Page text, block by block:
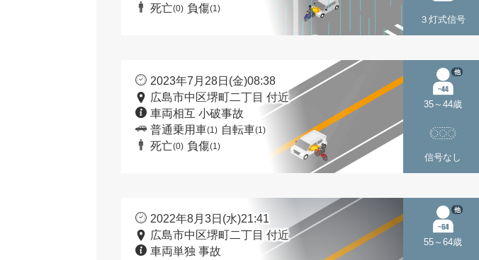
死亡(0) 負傷(1)
３灯式信号
2023年7月28日(金)08:38
広島市中区堺町二丁目 付近
車両相互 小破事故
普通乗用車(1) 自転車(1)
死亡(0) 負傷(1)
35～44歳
他
信号なし
2022年8月3日(水)21:41
広島市中区堺町二丁目 付近
車両単独 事故
55～64歳
他